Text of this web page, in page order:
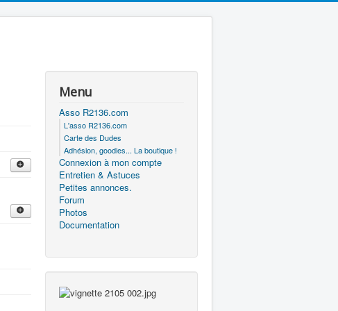
Menu
Asso R2136.com
L'asso R2136.com
Carte des Dudes
Adhésion, goodies... La boutique !
Connexion à mon compte
Entretien & Astuces
Petites annonces.
Forum
Photos
Documentation